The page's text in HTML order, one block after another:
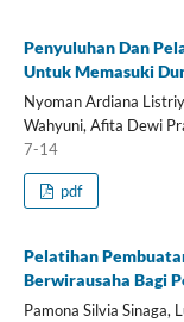
Penyuluhan Dan
Untuk Memasuki
Nyoman Ardiana
Wahyuni, Afita Dewi
7-14
pdf
Pelatihan
Berwirausaha Bagi
Pamona Silvia Sinaga,